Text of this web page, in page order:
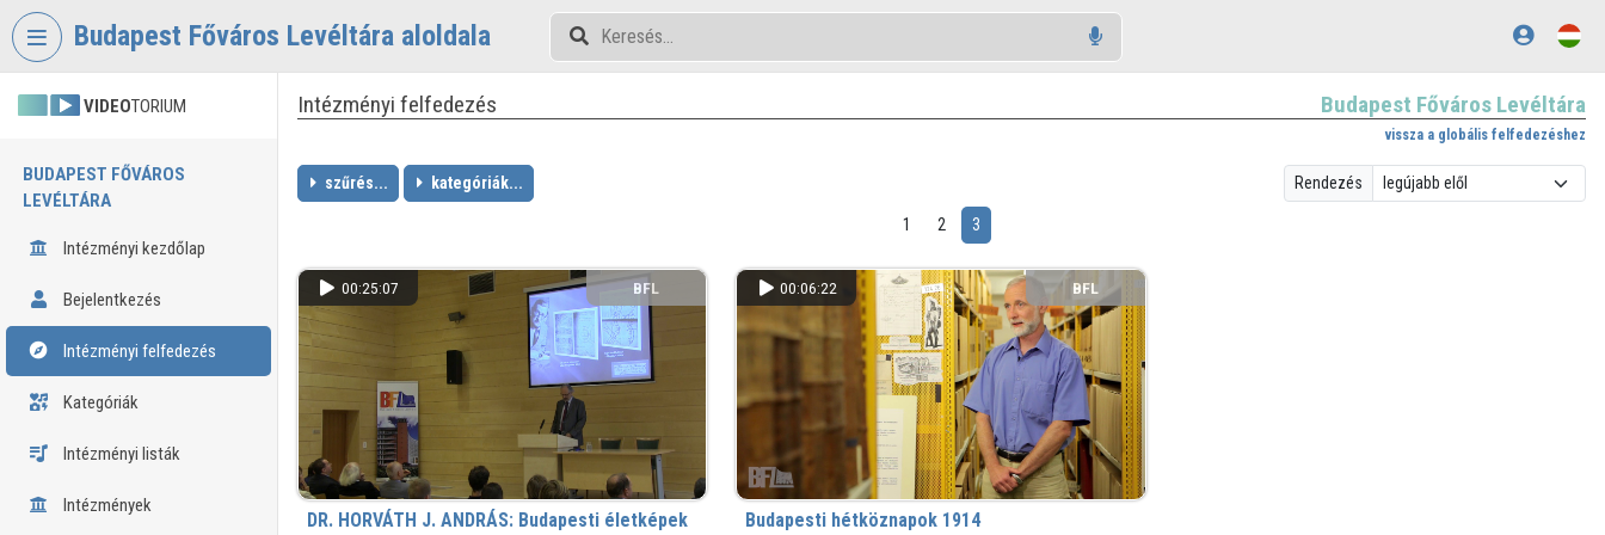
Fejléc kihagyása
Budapest Főváros Levéltára aloldala
VIDEOTORIUM
BUDAPEST FŐVÁROS
LEVÉLTÁRA
Intézményi kezdőlap
Bejelentkezés
Intézményi felfedezés
Kategóriák
Intézményi listák
Intézmények
Intézményi felfedezés Budapest Főváros Levéltára
vissza a globális felfedezéshez
szűrés... kategóriák... Rendezés
1 2 3
00:25:07 BFL
DR. HORVÁTH J. ANDRÁS: Budapesti életképek
00:06:22 BFL
Budapesti hétköznapok 1914